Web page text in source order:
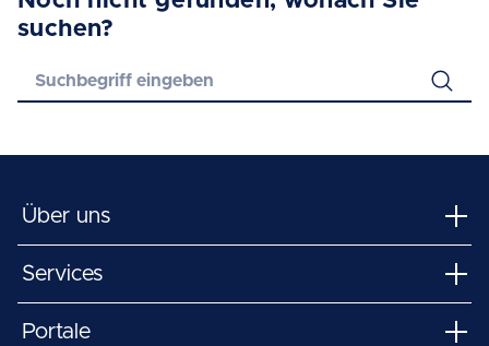
suchen?
Über uns
Services
Portale